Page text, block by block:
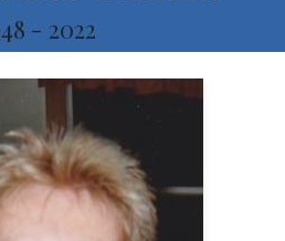
- 2022